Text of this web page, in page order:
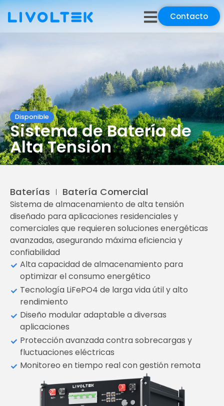
Contacto
Disponible
Sistema de Batería de
Alta Tensión
Baterías Batería Comercial
Sistema de almacenamiento de alta tensión
diseñado para aplicaciones residenciales y
comerciales que requieren soluciones energéticas
avanzadas, asegurando máxima eficiencia y
confiabilidad
Alta capacidad de almacenamiento para
optimizar el consumo energético
Tecnología LiFePO4 de larga vida útil y alto
rendimiento
Diseño modular adaptable a diversas
aplicaciones
Protección avanzada contra sobrecargas y
fluctuaciones eléctricas
Monitoreo en tiempo real con gestión remota